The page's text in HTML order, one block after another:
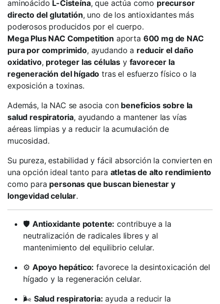
aminoácido L-Cisteína, que actúa como precursor
directo del glutatión, uno de los antioxidantes más
poderosos producidos por el cuerpo.
Mega Plus NAC Competition aporta 600 mg de NAC
pura por comprimido, ayudando a reducir el daño
oxidativo, proteger las células y favorecer la
regeneración del hígado tras el esfuerzo físico o la
exposición a toxinas.
Además, la NAC se asocia con beneficios sobre la
salud respiratoria, ayudando a mantener las vías
aéreas limpias y a reducir la acumulación de
mucosidad.
Su pureza, estabilidad y fácil absorción la convierten en
una opción ideal tanto para atletas de alto rendimiento
como para personas que buscan bienestar y
longevidad celular.
🛡️ Antioxidante potente: contribuye a la
neutralización de radicales libres y al
mantenimiento del equilibrio celular.
⚙️ Apoyo hepático: favorece la desintoxicación del
hígado y la regeneración celular.
🌬️ Salud respiratoria: ayuda a reducir la